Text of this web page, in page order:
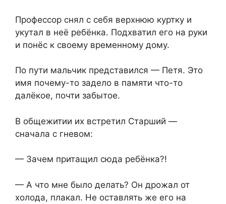
Профессор снял с себя верхнюю куртку и
укутал в неё ребёнка. Подхватил его на руки
и понёс к своему временному дому.
По пути мальчик представился — Петя. Это
имя почему-то задело в памяти что-то
далёкое, почти забытое.
В общежитии их встретил Старший —
сначала с гневом:
— Зачем притащил сюда ребёнка?!
— А что мне было делать? Он дрожал от
холода, плакал. Не оставлять же его на